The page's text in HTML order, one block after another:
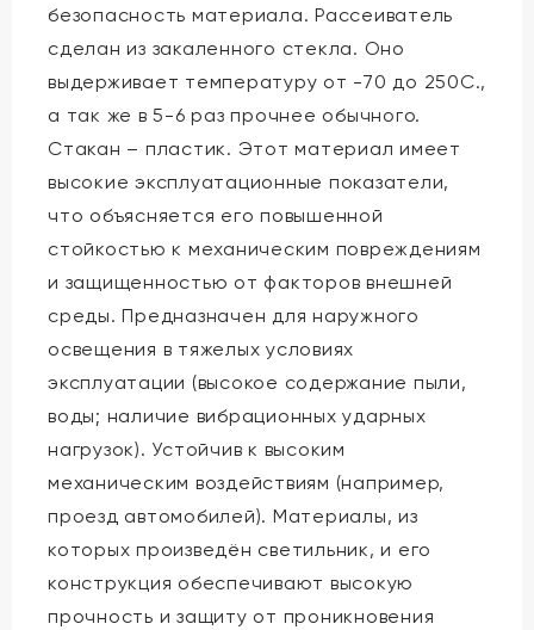
безопасность материала. Рассеиватель
сделан из закаленного стекла. Оно
выдерживает температуру от -70 до 250С.,
а так же в 5-6 раз прочнее обычного.
Стакан – пластик. Этот материал имеет
высокие эксплуатационные показатели,
что объясняется его повышенной
стойкостью к механическим повреждениям
и защищенностью от факторов внешней
среды. Предназначен для наружного
освещения в тяжелых условиях
эксплуатации (высокое содержание пыли,
воды; наличие вибрационных ударных
нагрузок). Устойчив к высоким
механическим воздействиям (например,
проезд автомобилей). Материалы, из
которых произведён светильник, и его
конструкция обеспечивают высокую
прочность и защиту от проникновения